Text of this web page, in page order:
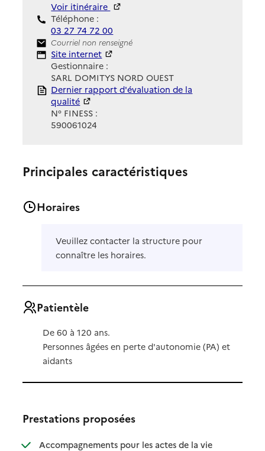
Voir itinéraire
Téléphone :
03 27 74 72 00
Contact
Courriel non renseigné
Site Internet
Site internet
Gestionnaire :
SARL DOMITYS NORD OUEST
Rapport HAS
Dernier rapport d'évaluation de la
qualité
N° FINESS :
590061024
Principales caractéristiques
Horaires
Veuillez contacter la structure pour
connaître les horaires.
Patientèle
De 60 à 120 ans.
Personnes âgées en perte d'autonomie (PA) et
aidants
Prestations proposées
Accompagnements pour les actes de la vie